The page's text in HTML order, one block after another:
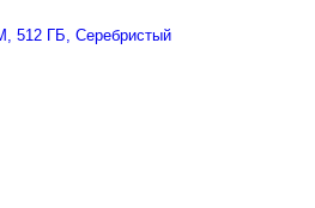
512 ГБ, Серебристый